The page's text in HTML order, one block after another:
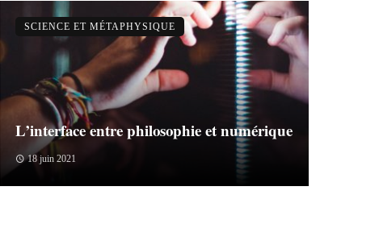
L’interface entre philosophie et numérique
18 juin 2021
SCIENCE ET MÉTAPHYSIQUE